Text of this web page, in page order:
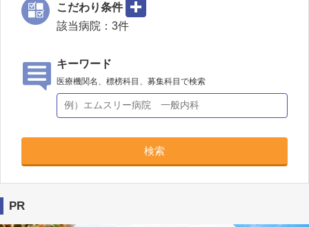
こだわり条件
該当病院： 3件
キーワード
医療機関名、標榜科目、募集科目で検索
検索
PR